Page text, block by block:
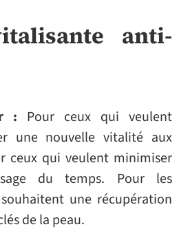
anti-
: Pour ceux qui veulent
une nouvelle vitalité aux
ceux qui veulent minimiser
du temps. Pour les
une récupération
de la peau.